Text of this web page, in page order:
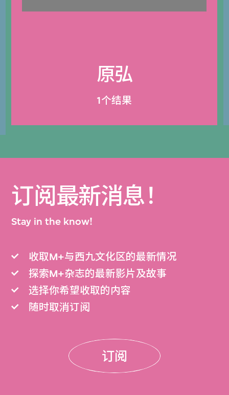
原弘
1个结果
订阅最新消息！
Stay in the know!
收取M+与西九文化区的最新情况
探索M+杂志的最新影片及故事
选择你希望收取的内容
随时取消订阅
订阅